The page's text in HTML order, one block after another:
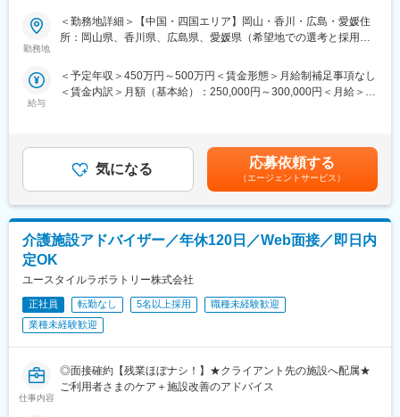
や私たちのQOLを向上させるべく、新しい治療法を開発する必要
があります。今回はそのための治験を実施する際の患者さんおよ
び医療機関のサポートを担う治験コーディネーター（通称CRC）
・治験被験者である患者さんへの内容説明補助、ケア／相談
・治験担当医師の補助
■やりがい：CRCは疾病を抱えた患者さんやそれを治療しようと
奮闘する医師やスタッフなど携わる相手が多いです。現在治療法
がなく苦しんでいる患者さんに対して薬を届けられたり、最前線
で治療にあたる医師やスタッフのサポートを行え、治験が無事に
終了すれば喜びはひとしおです。
■同社の教育体制：同社は同業他社からの転職だけでなく、看護師
ともに2週間弱本社にて集合研修を行います。会社のことや業務を
遂行する上で必要な法令から実務まで座学中心でロープレを交え
ながら学んでいきます。その後、各拠点に配属され先輩社員から
業務を引継ぎながらOJT担当者とともに医療機関へ同行するな
ど、徐々に業務を身に着けていきます。確認テストやチェックシ
ートを用いながら習熟度を測り、入社後1年程度で一人で担当を持
てるようになります。なお、その後も定期的に中途入社者に対し
勤務地
＜勤務地詳細＞【中国・四国エリア】岡山・香川・広島・愛媛住
所：岡山県、香川県、広島県、愛媛県（希望地での選考と採用を
社の定める事業所
給与
＜予定年収＞450万円～500万円＜賃金形態＞月給制補足事項なし
＜賃金内訳＞月額（基本給）：250,000円～300,000円＜月給＞
気になる 応募依頼する
（エージェントサービス）
介護施設アドバイザー／年休120日／Web面接／即日内
定OK
ユースタイルラボラトリー株式会社
正社員 転勤なし 5名以上採用
職種未経験歓迎
業種未経験歓迎
仕事内容
◎面接確約【残業ほぼナシ！】★クライアント先の施設へ配属★
ご利用者さまのケア＋施設改善のアドバイス